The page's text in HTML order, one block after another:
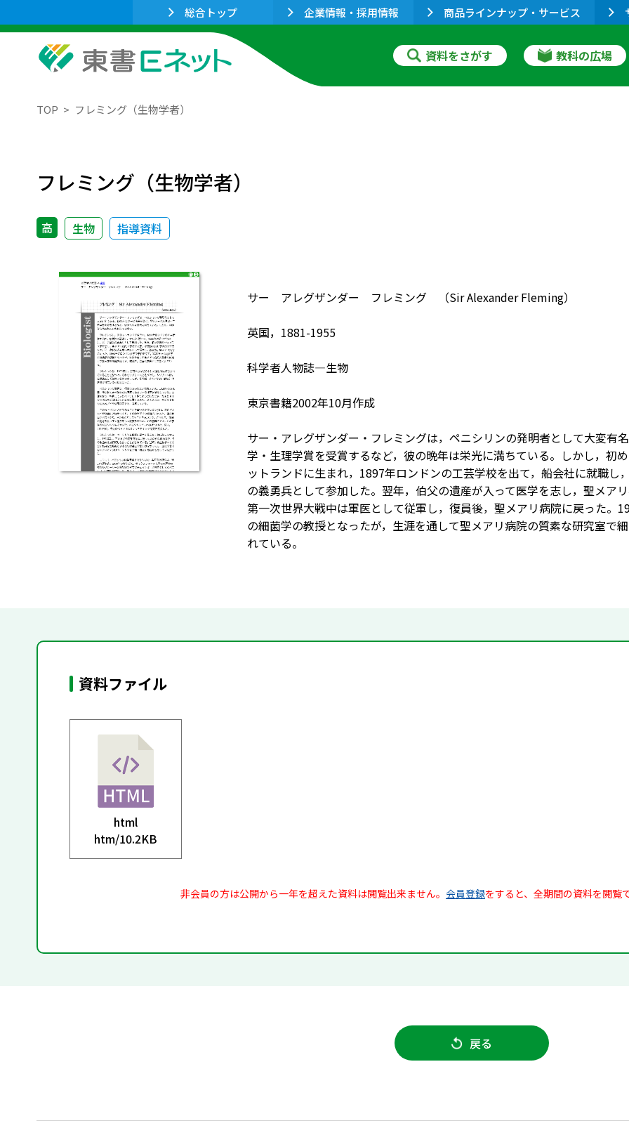
総合トップ 企業情報・採用情報 商品ラインナップ・サービス
資料をさがす 教科の広場
TOP フレミング（生物学者）
フレミング（生物学者）
高 生物 指導資料
サー アレグザンダー フレミング （Sir Alexander Fleming）
英国，1881-1955
科学者人物誌―生物
東京書籍2002年10月作成
サー・アレグザンダー・フレミングは，ペニシリンの発明者として大変有
学・生理学賞を受賞するなど，彼の晩年は栄光に満ちている。しかし，初
ットランドに生まれ，1897年ロンドンの工芸学校を出て，船会社に就職
の義勇兵として参加した。翌年，伯父の遺産が入って医学を志し，聖メア
第一次世界大戦中は軍医として従軍し，復員後，聖メアリ病院に戻った。
の細菌学の教授となったが，生涯を通して聖メアリ病院の質素な研究室で
れている。
資料ファイル
html
htm/10.2KB
非会員の方は公開から一年を超えた資料は閲覧出来ません。 会員登録をすると、全期間の資料を閲覧
戻る